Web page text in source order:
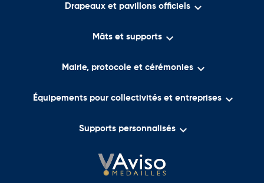
Drapeaux et pavillons officiels 
Mâts et supports 
Mairie, protocole et cérémonies 
Équipements pour collectivités et entreprises 
Supports personnalisés 